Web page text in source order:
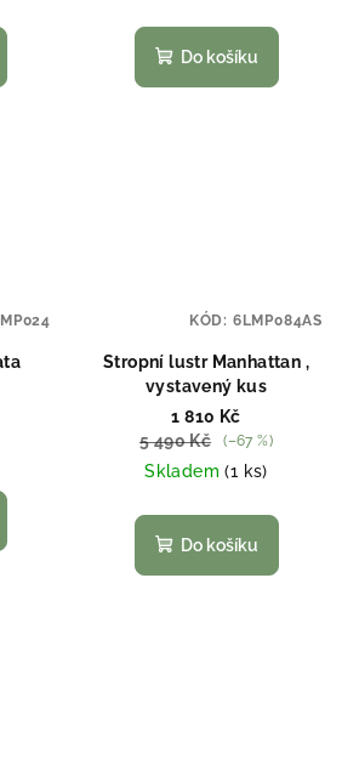
Do košíku
Stropní lustr Manhattan ,
vystavený kus
1 810 Kč
5 490 Kč
(–67 %)
Skladem(1 ks)
Do košíku
KÓD: 6LMP084AS